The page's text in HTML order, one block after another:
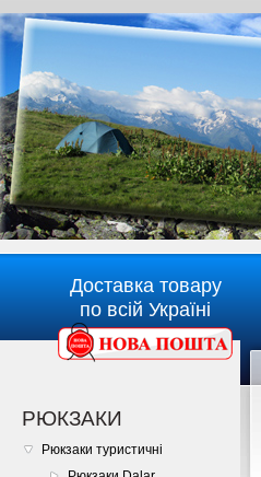
Доставка товару
по всій Україні
РЮКЗАКИ
Рюкзаки туристичні